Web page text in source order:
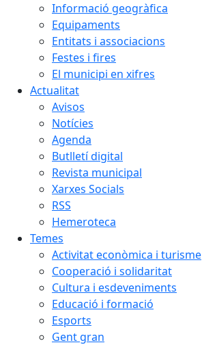
Informació geogràfica
Equipaments
Entitats i associacions
Festes i fires
El municipi en xifres
Actualitat
Avisos
Notícies
Agenda
Butlletí digital
Revista municipal
Xarxes Socials
RSS
Hemeroteca
Temes
Activitat econòmica i turisme
Cooperació i solidaritat
Cultura i esdeveniments
Educació i formació
Esports
Gent gran